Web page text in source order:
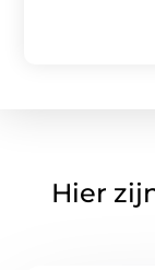
Hier